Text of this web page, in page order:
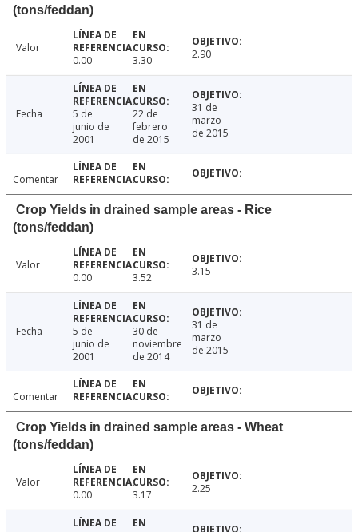
(tons/feddan)
Valor
0.00
3.30 2.90
Fecha
5 de
junio de
2001
22 de
febrero
de 2015
31 de
marzo
de 2015
Comentar
Crop Yields in drained sample areas - Rice
(tons/feddan)
Valor
0.00
3.52 3.15
Fecha
5 de
junio de
2001
30 de
noviembre
de 2014
31 de
marzo
de 2015
Comentar
Crop Yields in drained sample areas - Wheat
(tons/feddan)
Valor
0.00
3.17 2.25